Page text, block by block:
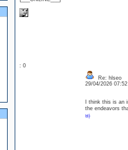
: 0
Re: hlseo
29/04/2026
I think this is an
the endeavors
바